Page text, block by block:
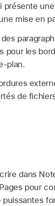
présente
mise en
pour les
plan.
de
dans
pour
puissantes